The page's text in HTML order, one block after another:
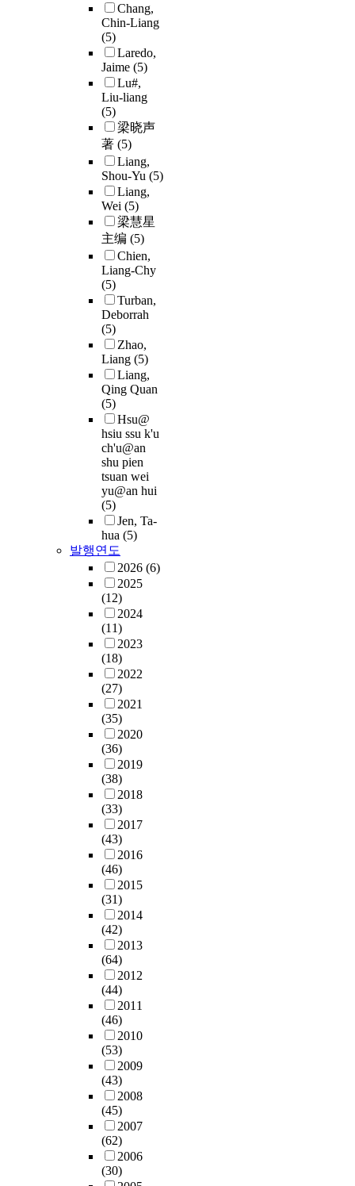
Chang,
Chin-Liang
(5)
Laredo,
Jaime (5)
Lu#,
Liu-liang
(5)
梁晓声
著 (5)
Liang,
Shou-Yu (5)
Liang,
Wei (5)
梁慧星
主编 (5)
Chien,
Liang-Chy
(5)
Turban,
Deborrah
(5)
Zhao,
Liang (5)
Liang,
Qing Quan
(5)
Hsu@
hsiu ssu k'u
ch'u@an
shu pien
tsuan wei
yu@an hui
(5)
Jen, Ta-
hua (5)
발행연도
2026 (6)
2025
(12)
2024
(11)
2023
(18)
2022
(27)
2021
(35)
2020
(36)
2019
(38)
2018
(33)
2017
(43)
2016
(46)
2015
(31)
2014
(42)
2013
(64)
2012
(44)
2011
(46)
2010
(53)
2009
(43)
2008
(45)
2007
(62)
2006
(30)